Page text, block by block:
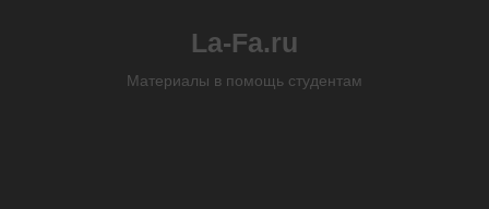
La-Fa.ru
Материалы в помощь студентам